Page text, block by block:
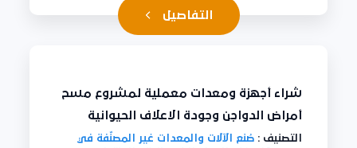
التفاصيل
شراء أجهزة ومعدات معملية لمشروع مسح
أمراض الدواجن وجودة الاعلاف الحيوانية
التصنيف : صُنع الآلات والمعدات غير المصنّفة في